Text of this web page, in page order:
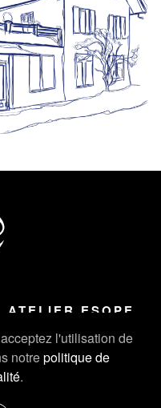
l'utilisation de
notrepolitique de
.
ATELIER ESOPE